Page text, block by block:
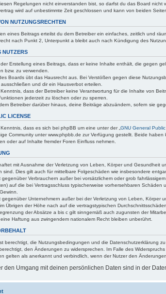
Regelungen nicht einverstanden bist, so darfst du das Board
wird auf unbestimmte Zeit geschlossen und kann von beiden
NUTZUNGSRECHTEN
eines Beitrags erteilst du dem Betreiber ein einfaches, zeitlich und
nach Punkt 2, Unterpunkt a bleibt auch nach Kündigung des
NUTZERS
der Erstellung eines Beitrags, dass er keine Inhalte enthält, die gegen
bzw. zu verwenden.
Boards übt das Hausrecht aus. Bei Verstößen gegen diese
und dir ein Hausverbot erteilen.
dass der Betreiber keine Verantwortung für die Inhalte von
jederzeit zu löschen oder zu sperren.
Betreiber darüber hinaus, deine Beiträge abzuändern, sofern sie
LICENSE
dass es sich bei phpBB um eine unter der „ GNU General
Community unter www.phpbb.de zur Verfügung gestellt. Beide
oder auf Inhalte fremder Foren Einfluss nehmen.
mit Ausnahme der Verletzung von Leben, Körper und Gesundheit
sind. Dies gilt auch für mittelbare Folgeschäden wie insbesondere
gegenüber Verbrauchern außer bei vorsätzlichem oder grob
auf die bei Vertragsschluss typischerweise vorhersehbaren
gegenüber Unternehmern außer bei der Verletzung von Leben, Körper
Übrigen der Höhe nach auf die vertragstypischen
der Absätze a bis c gilt sinngemäß auch zugunsten der
Haftung aus zwingendem nationalem Recht bleiben unberührt.
berechtigt, die Nutzungsbedingungen und die Datenschutzerklärung
den Änderungen zu widersprechen. Im Falle des
gelten als anerkannt und verbindlich, wenn der Nutzer den
den Umgang mit deinen persönlichen Daten sind in der